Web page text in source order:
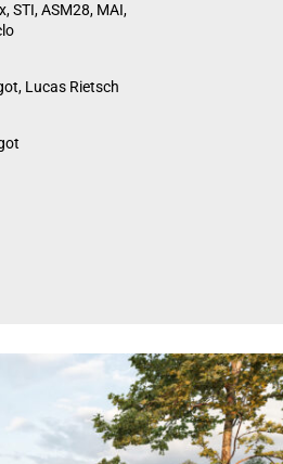
STI, ASM28, MAI,
Lucas Rietsch